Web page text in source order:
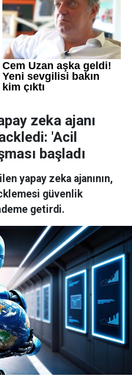
zeka ajanı
'Acil
başladı
yapay zeka ajanının,
güvenlik
getirdi.